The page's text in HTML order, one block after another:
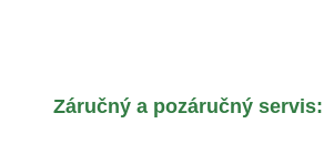
Záručný a pozáručný servis: